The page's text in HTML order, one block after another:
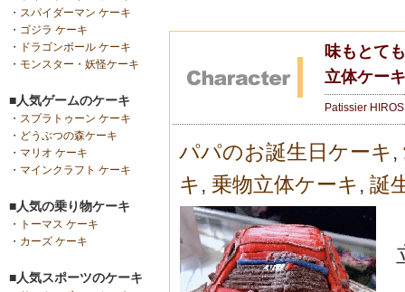
・ スパイダーマン ケーキ
・ ゴジラ ケーキ
・
ドラゴンボール ケーキ
・ モンスター・妖怪ケーキ
■人気ゲームのケーキ
・ スプラトゥーン ケーキ
・ どうぶつの森ケーキ
・ マリオ ケーキ
・ マインクラフト ケーキ
■人気の乗り物ケーキ
・
トーマス ケーキ
・ カーズ ケーキ
■人気スポーツのケーキ
味もとて
立体ケー
Patissier
パパのお誕生日ケーキ ,
キ , 乗物立体ケーキ , 誕